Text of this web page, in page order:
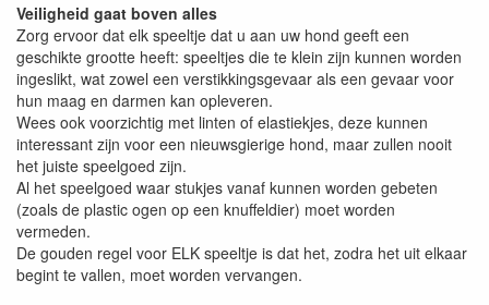
Veiligheid gaat boven alles
Zorg ervoor dat elk speeltje dat u aan uw hond geeft een
geschikte grootte heeft: speeltjes die te klein zijn kunnen worden
ingeslikt, wat zowel een verstikkingsgevaar als een gevaar voor
hun maag en darmen kan opleveren.
Wees ook voorzichtig met linten of elastiekjes, deze kunnen
interessant zijn voor een nieuwsgierige hond, maar zullen nooit
het juiste speelgoed zijn.
Al het speelgoed waar stukjes vanaf kunnen worden gebeten
(zoals de plastic ogen op een knuffeldier) moet worden
vermeden.
De gouden regel voor ELK speeltje is dat het, zodra het uit elkaar
begint te vallen, moet worden vervangen.